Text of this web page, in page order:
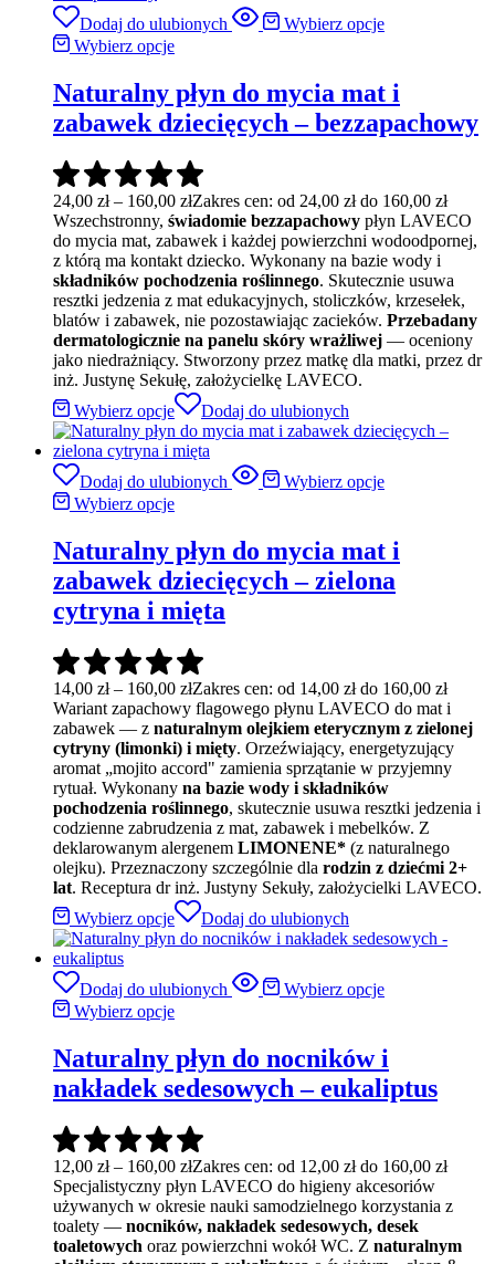
Dodaj do ulubionych
Wybierz opcje
Wybierz opcje
Naturalny płyn do mycia mat i
zabawek dziecięcych – bezzapachowy
24,00 zł – 160,00 złZakres cen: od 24,00 zł do 160,00 zł
Wszechstronny, świadomie bezzapachowy płyn LAVECO
do mycia mat, zabawek i każdej powierzchni wodoodpornej,
z którą ma kontakt dziecko. Wykonany na bazie wody i
składników pochodzenia roślinnego. Skutecznie usuwa
resztki jedzenia z mat edukacyjnych, stoliczków, krzesełek,
blatów i zabawek, nie pozostawiając zacieków. Przebadany
dermatologicznie na panelu skóry wrażliwej — oceniony
jako niedrażniący. Stworzony przez matkę dla matki, przez dr
inż. Justynę Sekułę, założycielkę LAVECO.
Wybierz opcje
Dodaj do ulubionych
Dodaj do ulubionych
Wybierz opcje
Wybierz opcje
Naturalny płyn do mycia mat i
zabawek dziecięcych – zielona
cytryna i mięta
14,00 zł – 160,00 złZakres cen: od 14,00 zł do 160,00 zł
Wariant zapachowy flagowego płynu LAVECO do mat i
zabawek — z naturalnym olejkiem eterycznym z zielonej
cytryny (limonki) i mięty. Orzeźwiający, energetyzujący
aromat „mojito accord" zamienia sprzątanie w przyjemny
rytuał. Wykonany na bazie wody i składników
pochodzenia roślinnego, skutecznie usuwa resztki jedzenia i
codzienne zabrudzenia z mat, zabawek i mebelków. Z
deklarowanym alergenem LIMONENE* (z naturalnego
olejku). Przeznaczony szczególnie dla rodzin z dziećmi 2+
lat. Receptura dr inż. Justyny Sekuły, założycielki LAVECO.
Wybierz opcje
Dodaj do ulubionych
Dodaj do ulubionych
Wybierz opcje
Wybierz opcje
Naturalny płyn do nocników i
nakładek sedesowych – eukaliptus
12,00 zł – 160,00 złZakres cen: od 12,00 zł do 160,00 zł
Specjalistyczny płyn LAVECO do higieny akcesoriów
używanych w okresie nauki samodzielnego korzystania z
toalety — nocników, nakładek sedesowych, desek
toaletowych oraz powierzchni wokół WC. Z naturalnym